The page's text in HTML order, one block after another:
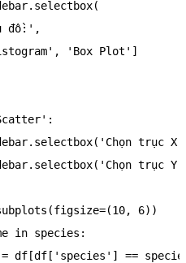
. selectbox(
đồ:' ,
, 'Box Plot' ]
:
. selectbox( 'Chọn trục
. selectbox( 'Chọn trục
(figsize=(10, 6) )
in species :
= df[df[ 'species' ] ==